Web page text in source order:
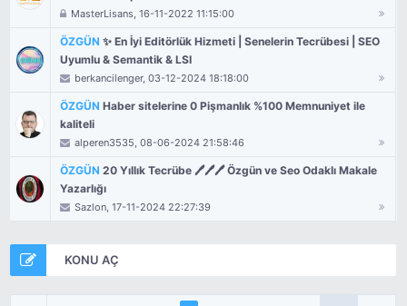
MasterLisans, 16-11-2022 11:15:00
ÖZGÜN✨ En İyi Editörlük Hizmeti | Senelerin Tecrübesi | SEO
Uyumlu & Semantik & LSI
berkancilenger, 03-12-2024 18:18:00
ÖZGÜNHaber sitelerine 0 Pişmanlık %100 Memnuniyet ile
kaliteli
alperen3535, 08-06-2024 21:58:46
ÖZGÜN20 Yıllık Tecrübe 🖊️🖊️🖊️ Özgün ve Seo Odaklı Makale
Yazarlığı
Sazlon, 17-11-2024 22:27:39
KONU AÇ